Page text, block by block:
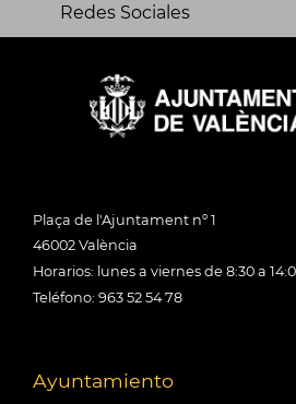
Redes Sociales
Plaça de l'Ajuntament nº 1
46002 València
Horarios: lunes a viernes de 8:30 a
Teléfono: 963 52 54 78
Ayuntamiento